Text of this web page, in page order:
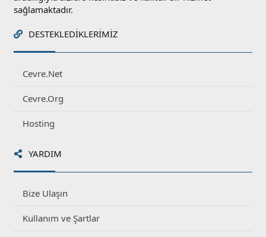
sağlamaktadır.
DESTEKLEDIKLERIMIZ
Cevre.Net
Cevre.Org
Hosting
YARDIM
Bize Ulaşın
Kullanım ve Şartlar